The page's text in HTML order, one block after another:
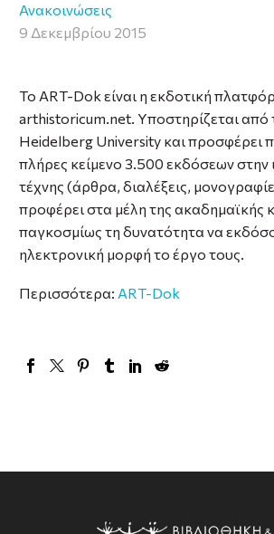
Ανακοινώσεις
9 Δεκεμβρίου 2015
Το ART-Dok είναι η εκδοτική
arthistoricum.net. Υποστηρίζεται από
Heidelberg University και προσφέρει
πλήρες κείμενο 3.500 εκδόσεων στην
τέχνης (άρθρα, διαλέξεις,
προφέρει στα μέλη της ακαδημαϊκής
παγκοσμίως τη δυνατότητα να
ηλεκτρονική μορφή το έργο τους.
Περισσότερα: ART-Dok